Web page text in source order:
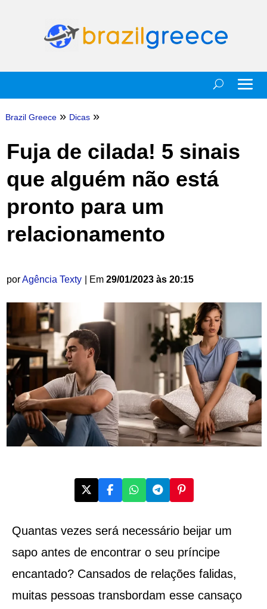
Brazil Greece » Dicas »
Fuja de cilada! 5 sinais
que alguém não está
pronto para um
relacionamento
porAgência Texty | Em 29/01/2023 às 20:15
Quantas vezes será necessário beijar um
sapo antes de encontrar o seu príncipe
encantado? Cansados de relações falidas,
muitas pessoas transbordam esse cansaço